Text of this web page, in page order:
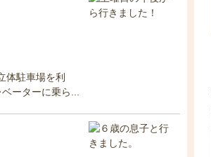
体駐車場を利
ーターに乗ら...